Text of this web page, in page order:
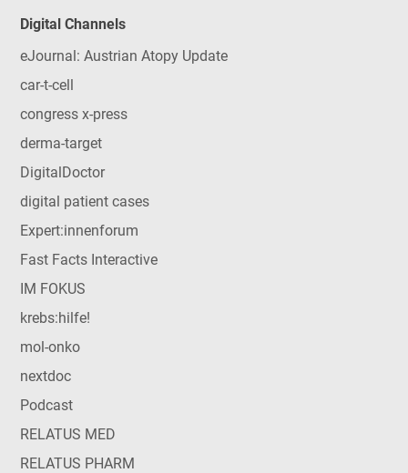
Digital Channels
eJournal: Austrian Atopy Update
car-t-cell
congress x-press
derma-target
DigitalDoctor
digital patient cases
Expert:innenforum
Fast Facts Interactive
IM FOKUS
krebs:hilfe!
mol-onko
nextdoc
Podcast
RELATUS MED
RELATUS PHARM